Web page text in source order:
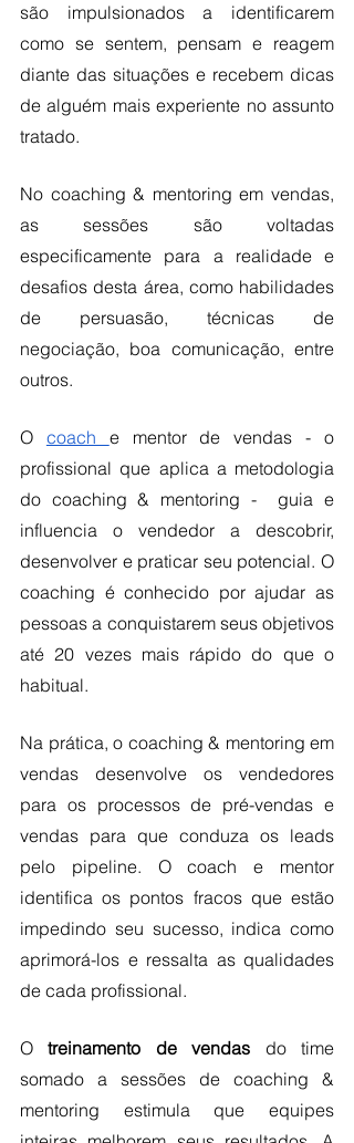
são impulsionados a identificarem
como se sentem, pensam e reagem
diante das situações e recebem dicas
de alguém mais experiente no assunto
tratado.
No coaching & mentoring em vendas,
as sessões são voltadas
especificamente para a realidade e
desafios desta área, como habilidades
de persuasão, técnicas de
negociação, boa comunicação, entre
outros.
O coach e mentor de vendas - o
profissional que aplica a metodologia
do coaching & mentoring -  guia e
influencia o vendedor a descobrir,
desenvolver e praticar seu potencial. O
coaching é conhecido por ajudar as
pessoas a conquistarem seus objetivos
até 20 vezes mais rápido do que o
habitual.
Na prática, o coaching & mentoring em
vendas desenvolve os vendedores
para os processos de pré-vendas e
vendas para que conduza os leads
pelo pipeline. O coach e mentor
identifica os pontos fracos que estão
impedindo seu sucesso, indica como
aprimorá-los e ressalta as qualidades
de cada profissional.
O treinamento de vendas do time
somado a sessões de coaching &
mentoring estimula que equipes